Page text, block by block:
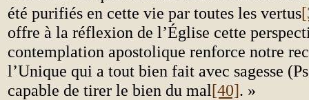
été purifiés en cette vie par toutes les vertus
offre à la réflexion de l’Église cette
contemplation apostolique renforce notre
l’Unique qui a tout bien fait avec sagesse
capable de tirer le bien du mal[40]. »